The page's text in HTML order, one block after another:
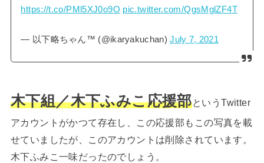
https://t.co/PMl5XJ0o9O pic.twitter.com/QgsMglZF4T
— 以下略ちゃん™ (@ikaryakuchan)July 7, 2021
木下組／木下ふみこ応援部というTwitter
アカウントがかつて存在し、この応援部もこの写真を載
せていましたが、このアカウントは削除されています。
木下ふみこ一味だったのでしょう。